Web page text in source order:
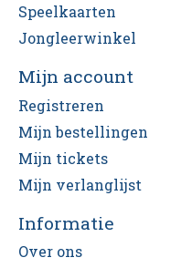
Speelkaarten
Jongleerwinkel
Mijn account
Registreren
Mijn bestellingen
Mijn tickets
Mijn verlanglijst
Informatie
Over ons